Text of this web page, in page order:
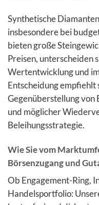
Synthetische
insbesondere bei
bieten große
Preisen, unterscheiden
Wertentwicklung und
Entscheidung
Gegenüberstellung von
und möglicher
Beleihungsstrategie.
Wie Sie vom
Börsenzugang und
Ob Engagement-Ring,
Handelsportfolio: